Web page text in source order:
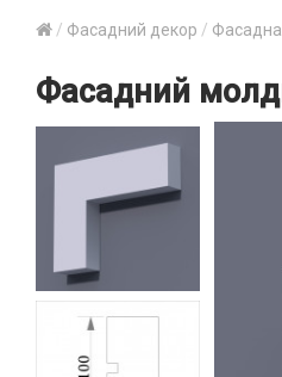
Фасадний декор Фасадна
Фасадний